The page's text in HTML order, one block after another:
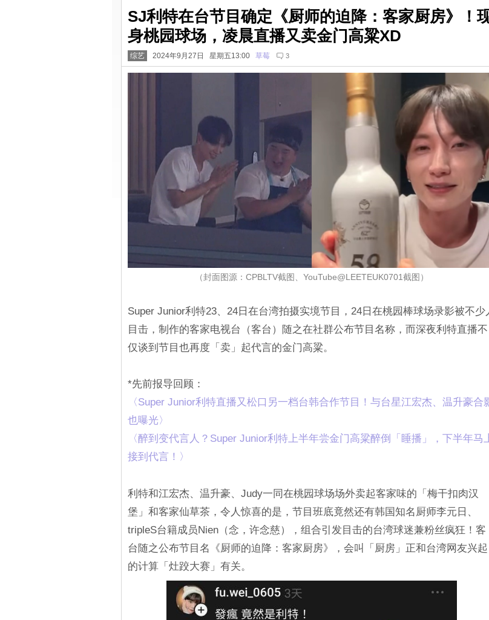
SJ利特在台节目确定《厨师的迫降：客家厨房》！
身桃园球场，凌晨直播又卖金门高粱XD
综艺 2024年9月27日 星期五13:00 草莓 3
（封面图源：CPBLTV截图、YouTube@LEETEUK0701截图）
Super Junior利特23、24日在台湾拍摄实境节目，24日在桃园棒球场录影被不少
目击，制作的客家电视台（客台）随之在社群公布节目名称，而深夜利特直播不
仅谈到节目也再度「卖」起代言的金门高粱。
*先前报导回顾：
〈‎Super Junior利特直播又松口另一档台韩合作节目！与台星江宏杰、温升豪合
也曝光〉
〈醉到变代言人？Super Junior利特上半年尝金门高粱醉倒「睡播」，下半年马
接到代言！〉‎
利特和江宏杰、温升豪、Judy一同在桃园球场场外卖起客家味的「梅干扣肉汉
堡」和客家仙草茶，令人惊喜的是，节目班底竟然还有韩国知名厨师李元日、
tripleS台籍成员Nien（念，许念慈），组合引发目击的台湾球迷兼粉丝疯狂！客
台随之公布节目名《厨师的迫降：客家厨房》，会叫「厨房」正和台湾网友兴起
的计算「灶跤大赛」有关。